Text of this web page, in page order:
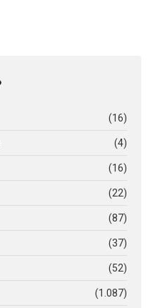
(16)
(4)
(16)
(22)
(87)
(37)
(52)
(1.087)